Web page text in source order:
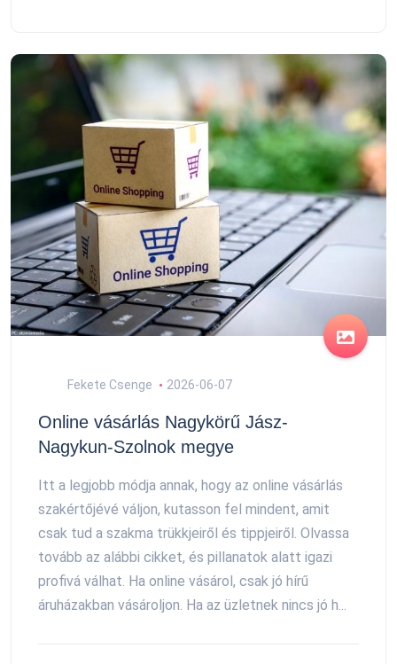
Fekete Csenge 2026-06-07
Online vásárlás Nagykörű Jász-
Nagykun-Szolnok megye
Itt a legjobb módja annak, hogy az online vásárlás
szakértőjévé váljon, kutasson fel mindent, amit
csak tud a szakma trükkjeiről és tippjeiről. Olvassa
tovább az alábbi cikket, és pillanatok alatt igazi
profivá válhat. Ha online vásárol, csak jó hírű
áruházakban vásároljon. Ha az üzletnek nincs jó h...